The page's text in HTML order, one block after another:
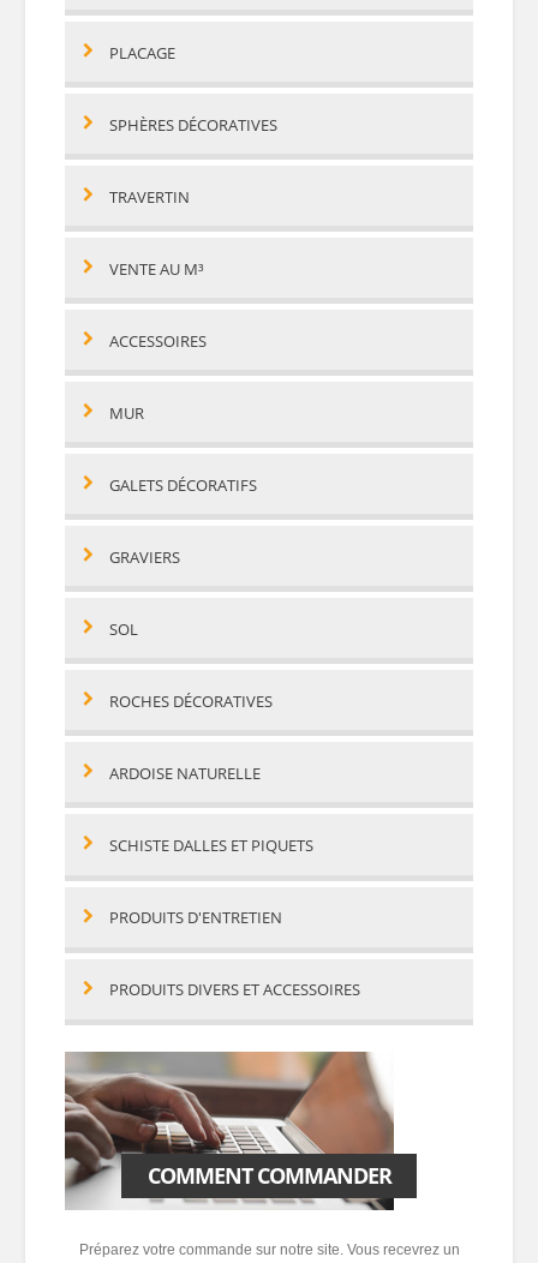
PLACAGE
SPHÈRES DÉCORATIVES
TRAVERTIN
VENTE AU M³
ACCESSOIRES
MUR
GALETS DÉCORATIFS
GRAVIERS
SOL
ROCHES DÉCORATIVES
ARDOISE NATURELLE
SCHISTE DALLES ET PIQUETS
PRODUITS D'ENTRETIEN
PRODUITS DIVERS ET ACCESSOIRES
COMMENT COMMANDER
Préparez votre commande sur notre site. Vous recevrez un